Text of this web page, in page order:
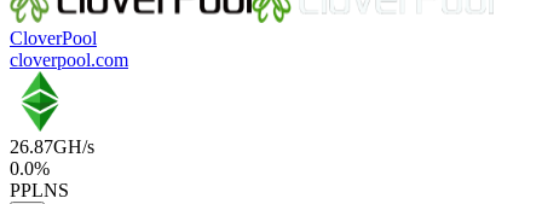
CloverPool
cloverpool.com
26.87GH/s
0.0%
PPLNS